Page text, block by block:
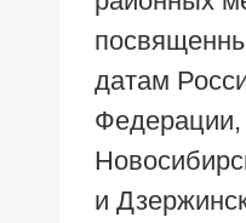
датам
Федерации,
и